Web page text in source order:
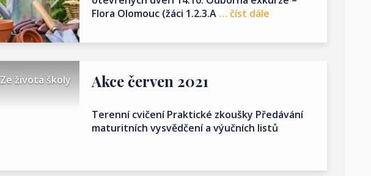
Flora Olomouc (žáci 1.2.3.A … číst dále
Ze života školy Akce červen 2021
Terenní cvičení Praktické zkoušky Předávání
maturitních vysvědčení a výučních listů